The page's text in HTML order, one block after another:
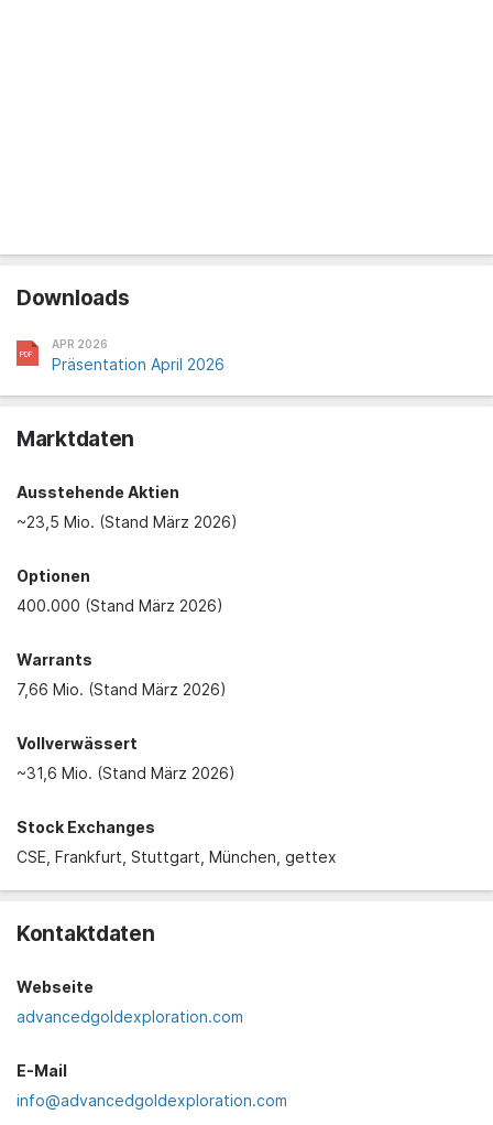
Downloads
APR 2026
Präsentation April 2026
Marktdaten
Ausstehende Aktien
~23,5 Mio. (Stand März 2026)
Optionen
400.000 (Stand März 2026)
Warrants
7,66 Mio. (Stand März 2026)
Vollverwässert
~31,6 Mio. (Stand März 2026)
Stock Exchanges
CSE, Frankfurt, Stuttgart, München, gettex
Kontaktdaten
Webseite
advancedgoldexploration.com
E-Mail
info@advancedgoldexploration.com